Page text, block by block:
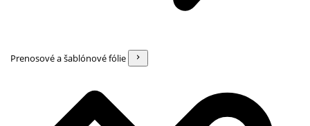
Prenosové a šablónové fólie